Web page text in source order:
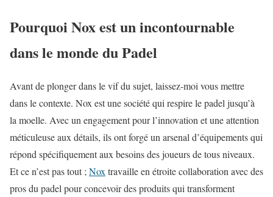
Pourquoi Nox est un incontournable
dans le monde du Padel
Avant de plonger dans le vif du sujet, laissez-moi vous mettre
dans le contexte. Nox est une société qui respire le padel jusqu’à
la moelle. Avec un engagement pour l’innovation et une attention
méticuleuse aux détails, ils ont forgé un arsenal d’équipements qui
répond spécifiquement aux besoins des joueurs de tous niveaux.
Et ce n’est pas tout ;Noxtravaille en étroite collaboration avec des
pros du padel pour concevoir des produits qui transforment